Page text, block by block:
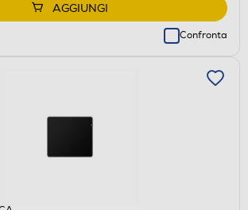
AGGIUNGI
Confronta